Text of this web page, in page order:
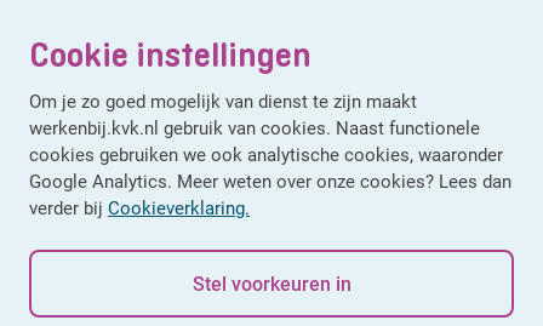
Cookie instellingen
Om je zo goed mogelijk van dienst te zijn maakt
werkenbij.kvk.nl gebruik van cookies. Naast functionele
cookies gebruiken we ook analytische cookies, waaronder
Google Analytics. Meer weten over onze cookies? Lees dan
verder bij Cookieverklaring.
Stel voorkeuren in
Bekijk alle testimonials